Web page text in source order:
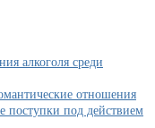
алкоголя среди
отношения
поступки под действием